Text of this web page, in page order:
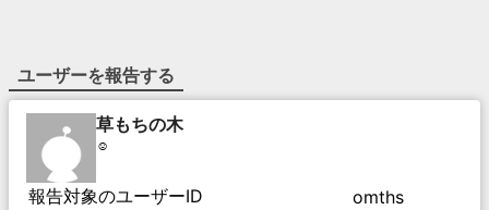
ユーザーを報告する
草もちの木
☺️
報告対象のユーザーID
omths